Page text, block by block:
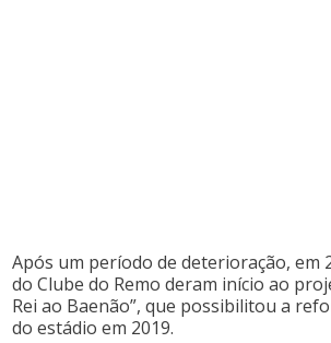
Após um período de deterioração, em
do Clube do Remo deram início ao
Rei ao Baenão”, que possibilitou a
do estádio em 2019.